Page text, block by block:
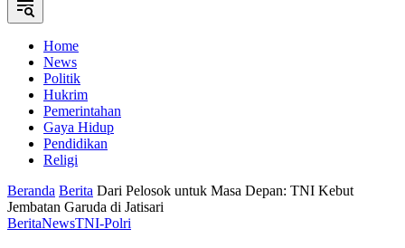
Home
News
Politik
Hukrim
Pemerintahan
Gaya Hidup
Pendidikan
Religi
Beranda Berita Dari Pelosok untuk Masa Depan: TNI Kebut
Jembatan Garuda di Jatisari
BeritaNewsTNI-Polri